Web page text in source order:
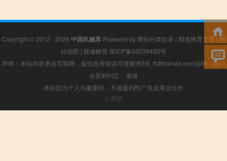
Copyright © 2012 - 2026 中国机械库 Powered by 网站分类目录 | 精选推荐文章|网
站地图 | 疑难解答 陕ICP备05039492号
声明：本站内容来自互联网，如信息有错误可发邮件到f_fb#foxmail.com说明，我们
会及时纠正，谢谢
本站仅为个人兴趣爱好，不接盈利性广告及商业合作
小男孩